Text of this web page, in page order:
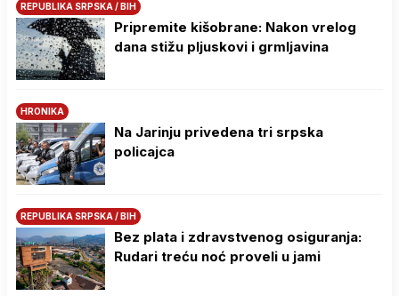
REPUBLIKA SRPSKA / BIH
Pripremite kišobrane: Nakon vrelog
dana stižu pljuskovi i grmljavina
HRONIKA
Na Јarinju privedena tri srpska
policajca
REPUBLIKA SRPSKA / BIH
Bez plata i zdravstvenog osiguranja:
Rudari treću noć proveli u jami